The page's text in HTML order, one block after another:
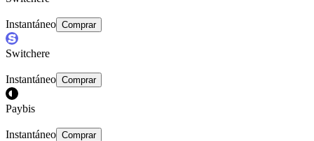
Instantáneo Comprar
Switchere
Instantáneo Comprar
Paybis
Instantáneo Comprar